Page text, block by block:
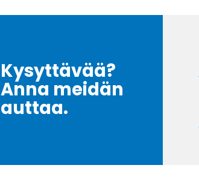
Kysyttävää?
Anna meidän
auttaa.